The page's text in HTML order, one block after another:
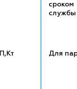
сроком
службы
П,Кт Для